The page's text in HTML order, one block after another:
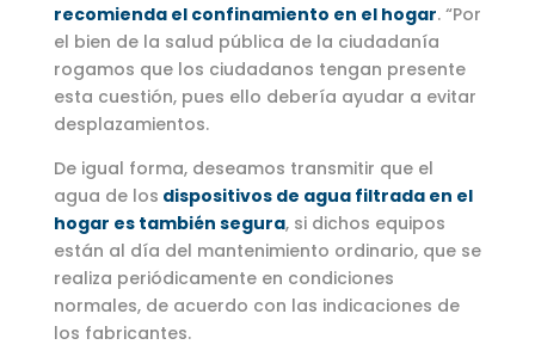
recomienda el confinamiento en el hogar. “Por
el bien de la salud pública de la ciudadanía
rogamos que los ciudadanos tengan presente
esta cuestión, pues ello debería ayudar a evitar
desplazamientos.
De igual forma, deseamos transmitir que el
agua de los dispositivos de agua filtrada en el
hogar es también segura, si dichos equipos
están al día del mantenimiento ordinario, que se
realiza periódicamente en condiciones
normales, de acuerdo con las indicaciones de
los fabricantes.